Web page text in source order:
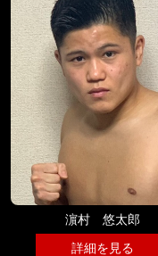
濵村 悠太郎
詳細を見る